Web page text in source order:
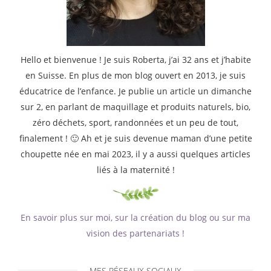
Hello et bienvenue ! Je suis Roberta, j’ai 32 ans et j’habite
en Suisse. En plus de mon blog ouvert en 2013, je suis
éducatrice de l’enfance. Je publie un article un dimanche
sur 2, en parlant de maquillage et produits naturels, bio,
zéro déchets, sport, randonnées et un peu de tout,
finalement ! 🙂 Ah et je suis devenue maman d’une petite
choupette née en mai 2023, il y a aussi quelques articles
liés à la maternité !
En savoir plus sur moi, sur la création du blog ou sur ma
vision des partenariats !